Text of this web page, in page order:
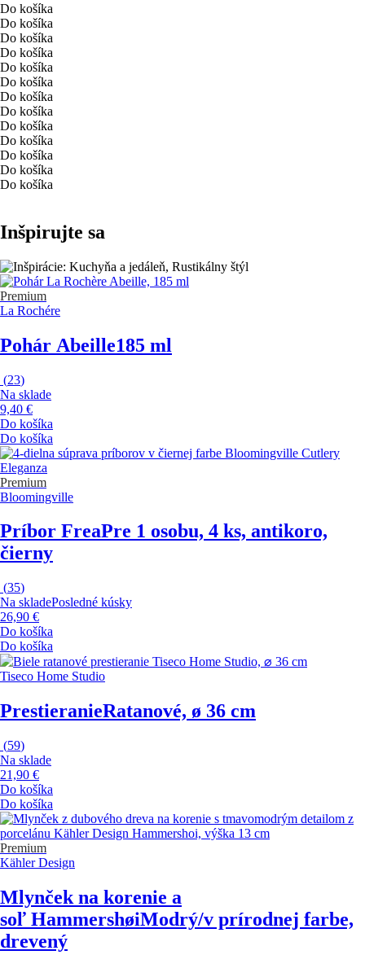
Do košíka
Do košíka
Do košíka
Do košíka
Do košíka
Do košíka
Do košíka
Do košíka
Do košíka
Do košíka
Do košíka
Do košíka
Do košíka
Inšpirujte sa
Premium
La Rochére
Pohár Abeille185 ml
(23)
Na sklade
9,40 €
Do košíka
Do košíka
Premium
Bloomingville
Príbor FreaPre 1 osobu, 4 ks, antikoro,
čierny
(35)
Na skladePosledné kúsky
26,90 €
Do košíka
Do košíka
Tiseco Home Studio
PrestieranieRatanové, ø 36 cm
(59)
Na sklade
21,90 €
Do košíka
Do košíka
Premium
Kähler Design
Mlynček na korenie a
soľ HammershøiModrý/v prírodnej farbe,
drevený